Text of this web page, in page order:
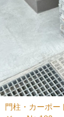
門柱・カーポー